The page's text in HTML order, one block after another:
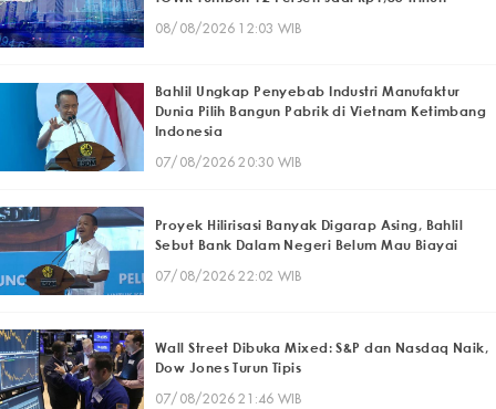
08/08/2026 12:03 WIB
Bahlil Ungkap Penyebab Industri Manufaktur
Dunia Pilih Bangun Pabrik di Vietnam Ketimbang
Indonesia
07/08/2026 20:30 WIB
Proyek Hilirisasi Banyak Digarap Asing, Bahlil
Sebut Bank Dalam Negeri Belum Mau Biayai
07/08/2026 22:02 WIB
Wall Street Dibuka Mixed: S&P dan Nasdaq Naik,
Dow Jones Turun Tipis
07/08/2026 21:46 WIB